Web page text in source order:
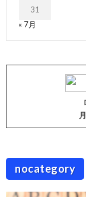
31
« 7月
nocategory